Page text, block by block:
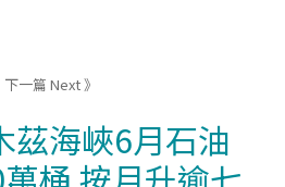
下一篇 Next 》
茲海峽6月石油